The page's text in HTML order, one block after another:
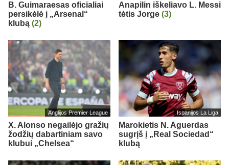
B. Guimaraesas oficialiai
persikėlė į „Arsenal“
klubą (2)
Anapilin iškeliavo L. Messi
tėtis Jorge (3)
Anglijos Premier League
X. Alonso negailėjo gražių
žodžių dabartiniam savo
klubui „Chelsea“
Ispanijos La Liga
Marokietis N. Aguerdas
sugrįš į „Real Sociedad“
klubą